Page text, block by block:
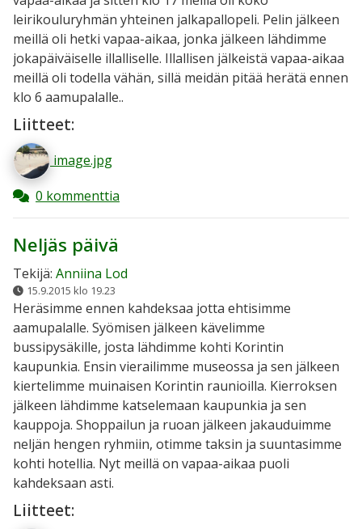
leirikouluryhmän yhteinen jalkapallopeli. Pelin jälkeen
meillä oli hetki vapaa-aikaa, jonka jälkeen lähdimme
jokapäiväiselle illalliselle. Illallisen jälkeistä vapaa-aikaa
meillä oli todella vähän, sillä meidän pitää herätä ennen
klo 6 aamupalalle..
Liitteet:
image.jpg
0 kommenttia
Neljäs päivä
Tekijä: Anniina Lod
15.9.2015 klo 19.23
Heräsimme ennen kahdeksaa jotta ehtisimme
aamupalalle. Syömisen jälkeen kävelimme
bussipysäkille, josta lähdimme kohti Korintin
kaupunkia. Ensin vierailimme museossa ja sen jälkeen
kiertelimme muinaisen Korintin raunioilla. Kierroksen
jälkeen lähdimme katselemaan kaupunkia ja sen
kauppoja. Shoppailun ja ruoan jälkeen jakauduimme
neljän hengen ryhmiin, otimme taksin ja suuntasimme
kohti hotellia. Nyt meillä on vapaa-aikaa puoli
kahdeksaan asti.
Liitteet: